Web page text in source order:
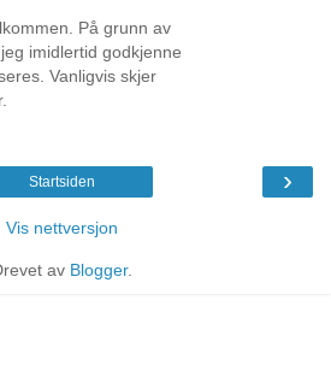
På grunn av
imidlertid godkjenne
Vanligvis skjer
›
Startsiden
Vis nettversjon
av Blogger.